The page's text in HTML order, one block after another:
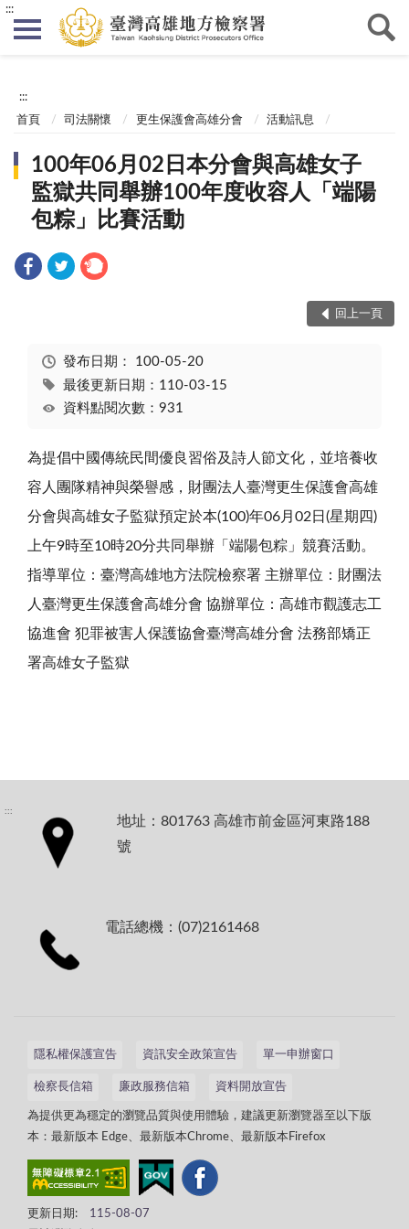
:::
:::
首頁 司法關懷 更生保護會高雄分會 活動訊息
100年06月02日本分會與高雄女子
監獄共同舉辦100年度收容人「端陽
包粽」比賽活動
回上一頁
發布日期： 100-05-20
最後更新日期：110-03-15
資料點閱次數：931
為提倡中國傳統民間優良習俗及詩人節文化，並培養收
容人團隊精神與榮譽感，財團法人臺灣更生保護會高雄
分會與高雄女子監獄預定於本(100)年06月02日(星期四)
上午9時至10時20分共同舉辦「端陽包粽」競賽活動。
指導單位：臺灣高雄地方法院檢察署 主辦單位：財團法
人臺灣更生保護會高雄分會 協辦單位：高雄市觀護志工
協進會 犯罪被害人保護協會臺灣高雄分會 法務部矯正
署高雄女子監獄
:::
地址：801763 高雄市前金區河東路188
號
電話總機：(07)2161468
隱私權保護宣告 資訊安全政策宣告 單一申辦窗口
檢察長信箱 廉政服務信箱 資料開放宣告
為提供更為穩定的瀏覽品質與使用體驗，建議更新瀏覽器至以下版
本：最新版本 Edge、最新版本Chrome、最新版本Firefox
更新日期: 115-08-07